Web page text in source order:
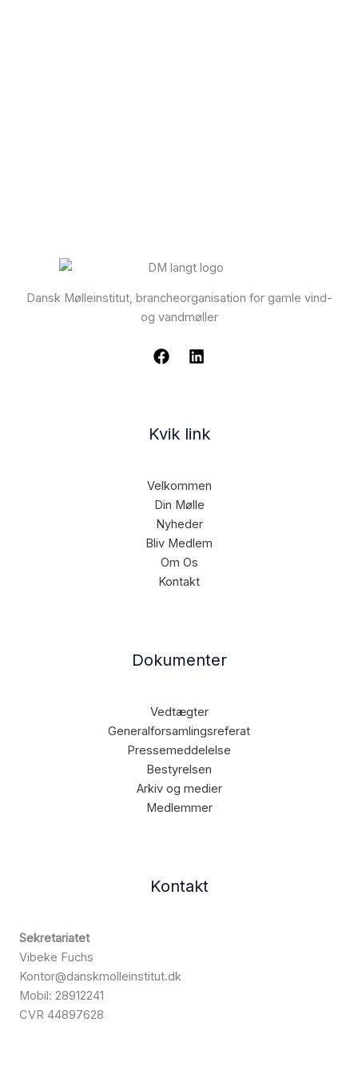
Dansk Mølleinstitut, brancheorganisation for gamle vind-
og vandmøller
Kvik link
Velkommen
Din Mølle
Nyheder
Bliv Medlem
Om Os
Kontakt
Dokumenter
Vedtægter
Generalforsamlingsreferat
Pressemeddelelse
Bestyrelsen
Arkiv og medier
Medlemmer
Kontakt
Sekretariatet
Vibeke Fuchs
Kontor@danskmolleinstitut.dk
Mobil: 28912241
CVR 44897628